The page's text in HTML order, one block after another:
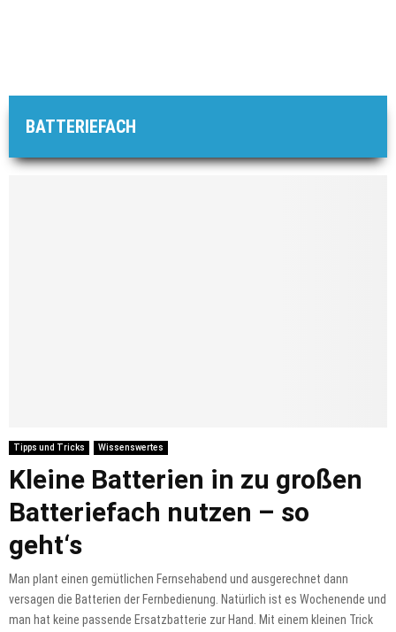
BATTERIEFACH
Tipps und Tricks Wissenswertes
Kleine Batterien in zu großen
Batteriefach nutzen – so
geht‘s
Man plant einen gemütlichen Fernsehabend und ausgerechnet dann
versagen die Batterien der Fernbedienung. Natürlich ist es Wochenende und
man hat keine passende Ersatzbatterie zur Hand. Mit einem kleinen Trick